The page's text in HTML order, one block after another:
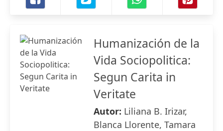
Humanización de la
Vida Sociopolitica:
Segun Carita in
Veritate
Autor: Liliana B. Irizar,
Blanca Llorente, Tamara